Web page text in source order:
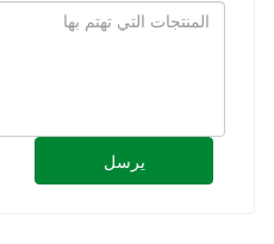
يرسل